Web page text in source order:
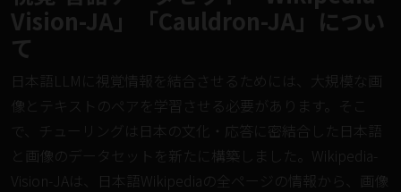
Vision-JA」「Cauldron-JA」につい
て
日本語LLMに視覚情報を結合させるためには、大規模な画
像とテキストのペアを学習させる必要があります。そこ
で、チューリングは日本の文化・応答に密結合した日本語
と画像のデータセットを新たに構築しました。Wikipedia-
Vision-JAは、日本語Wikipediaの全ページの情報から、画像